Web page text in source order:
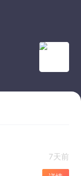
7天前